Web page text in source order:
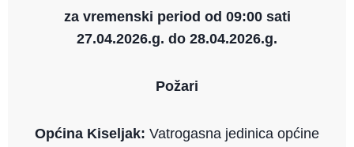
za vremenski period od 09:00 sati
27.04.2026.g. do 28.04.2026.g.
Požari
Općina Kiseljak: Vatrogasna jedinica općine